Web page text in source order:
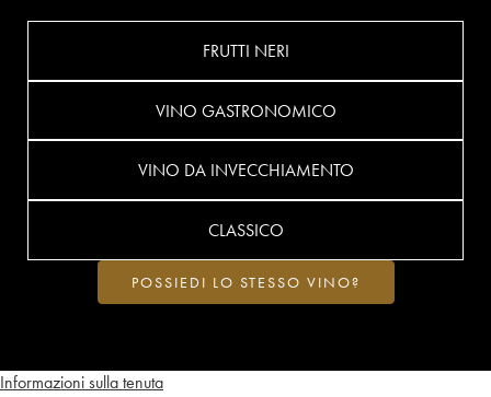
Informazioni sulla tenuta
FRUTTI NERI
VINO GASTRONOMICO
VINO DA INVECCHIAMENTO
CLASSICO
POSSIEDI LO STESSO VINO?